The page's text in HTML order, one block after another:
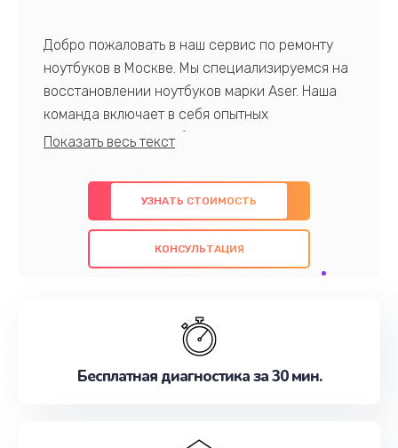
Добро пожаловать в наш сервис по ремонту
ноутбуков в Москве. Мы специализируемся на
восстановлении ноутбуков марки Aser. Наша
команда включает в себя опытных
профессионалов с обширными знаниями и
предлагаем быстрый и качественный ремонт с
использованием оригинальных компонентов, а
также гарантируем качество всех
проведенных работ. Наша цель - предоставить
наилучшим образом. Не медлите записаться на
УЗНАТЬ СТОИМОСТЬ
КОНСУЛЬТАЦИЯ
Бесплатная диагностика за 30 мин.